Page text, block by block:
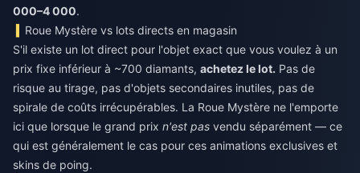
000–4 000.
Roue Mystère vs lots directs en magasin
S'il existe un lot direct pour l'objet exact que vous voulez à un
prix fixe inférieur à ~700 diamants, achetez le lot. Pas de
risque au tirage, pas d'objets secondaires inutiles, pas de
spirale de coûts irrécupérables. La Roue Mystère ne l'emporte
ici que lorsque le grand prix n'est pas vendu séparément — ce
qui est généralement le cas pour ces animations exclusives et
skins de poing.